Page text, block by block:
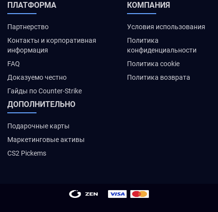
ПЛАТФОРМА
Партнерство
Контакты и корпоративная
информация
FAQ
Доказуемо честно
Гайды по Counter-Strike
КОМПАНИЯ
Условия использования
Политика
конфиденциальности
Политика cookie
Политика возврата
ДОПОЛНИТЕЛЬНО
Подарочные карты
Маркетинговые активы
CS2 Pickems